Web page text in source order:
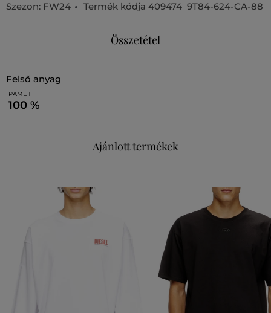
Szezon: FW24 Termék kódja 409474_9T84-624-CA-88
Összetétel
felső anyag
PAMUT
100 %
Ajánlott termékek